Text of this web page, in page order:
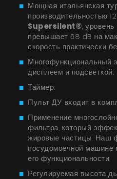
Техническая
FAQ
Гарантия на вытяжки
Советы
Сервис
Инструкции
Мощная итальянская
производительностью
Supersilent®,
превышает 68 dB на
скорость практически
Многофункциональный
дисплеем и подсветкой;
Таймер;
Пульт ДУ входит в
Применение
фильтра, который
жировые частицы. Наш
посудомоечной машине
его функциональности;
Регулируемая высота